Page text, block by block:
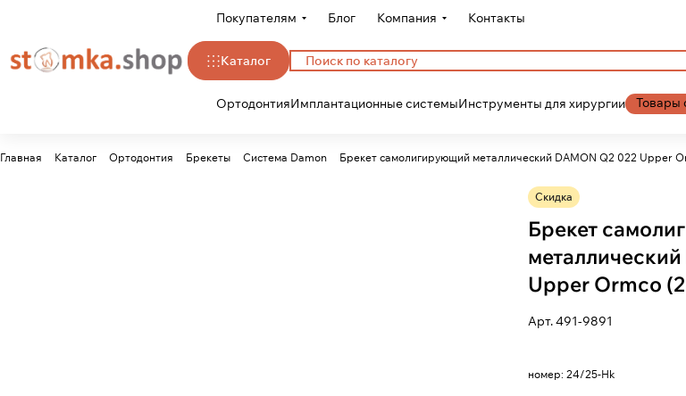
Покупателям Блог Компания Контакты
Каталог
ОртодонтияИмплантационные системыИнструменты для хирургии Товары
Главная Каталог Ортодонтия Брекеты Система Damon Брекет самолигирующий металлический DAMON Q2 022 Upper
Скидка
Брекет
Upper Ormco
Арт.491-9891
номер:24/25-Hk